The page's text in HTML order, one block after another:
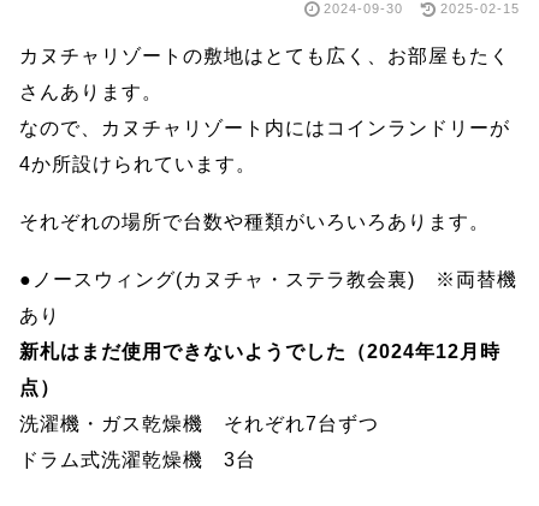
2024-09-30 2025-02-15
カヌチャリゾートの敷地はとても広く、お部屋もたく
さんあります。
なので、カヌチャリゾート内にはコインランドリーが
4か所設けられています。
それぞれの場所で台数や種類がいろいろあります。
●ノースウィング(カヌチャ・ステラ教会裏) ※両替機
あり
新札はまだ使用できないようでした（2024年12月時
点）
洗濯機・ガス乾燥機 それぞれ7台ずつ
ドラム式洗濯乾燥機 3台